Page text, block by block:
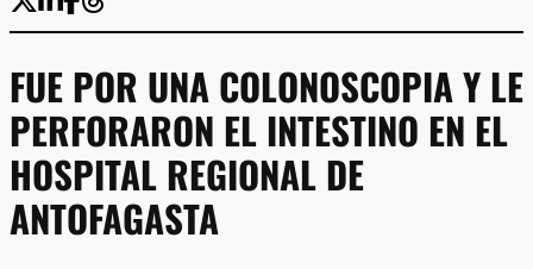
FUE POR UNA COLONOSCOPIA Y LE
PERFORARON EL INTESTINO EN EL
HOSPITAL REGIONAL DE
ANTOFAGASTA